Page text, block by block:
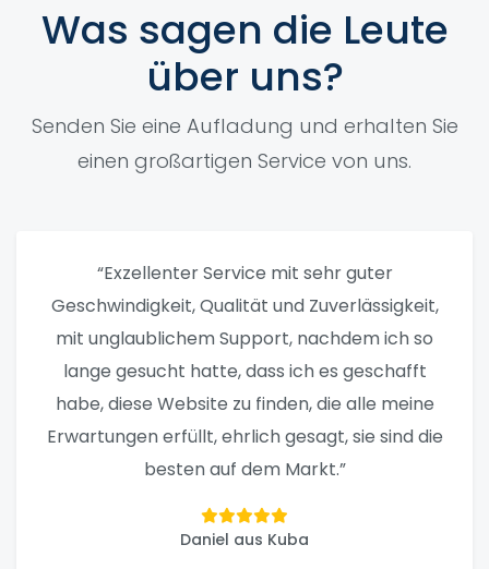
Was sagen die Leute
über uns?
Senden Sie eine Aufladung und erhalten Sie
einen großartigen Service von uns.
“Exzellenter Service mit sehr guter
Geschwindigkeit, Qualität und Zuverlässigkeit,
mit unglaublichem Support, nachdem ich so
lange gesucht hatte, dass ich es geschafft
habe, diese Website zu finden, die alle meine
Erwartungen erfüllt, ehrlich gesagt, sie sind die
besten auf dem Markt.”
Daniel aus Kuba